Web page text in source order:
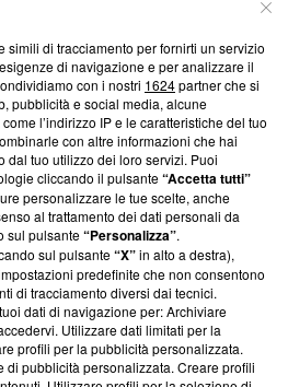
trasparenti su Blasting
e su come ci impegniamo a
afferma la nostra aderenza a
Blasting News non è
ma ha richiesto di farne
ancora effettuato una verifica di
simili di tracciamento per fornirti un servizio
di navigazione e per analizzare il
con i nostri 1624partner che si
pubblicità e social media, alcune
l’indirizzo IP e le caratteristiche del tuo
con altre informazioni che hai
dal tuo utilizzo dei loro servizi. Puoi
cliccando il pulsante“Accetta tutti”
personalizzare le tue scelte, anche
al trattamento dei dati personali da
sul pulsante“Personalizza”.
sul pulsante“X”in alto a destra),
predefinite che non consentono
di tracciamento diversi dai tecnici.
dati di navigazione per: Archiviare
Utilizzare dati limitati per la
profili per la pubblicità personalizzata.
di pubblicità personalizzata. Creare profili